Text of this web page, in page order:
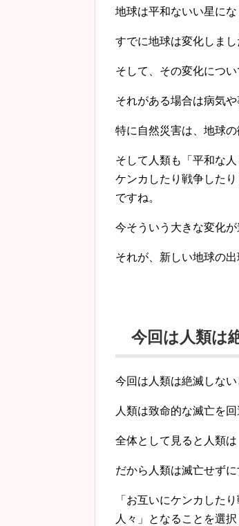
地球は平和ないい星にな
すでに地球は変化しまし
そして、その変化につ
それがある場合は病気
特に自然災害は、地球
そして人類も「平和な
ケンカしたり戦争した
ですね。
今そういう大きな変化が
それが、新しい地球の
今回は人類は
今回は人類は絶滅しない
人類は致命的な滅亡を回
全体として見ると人類
だから人類は滅亡せずに
「お互いにケンカした
人々」となることを選